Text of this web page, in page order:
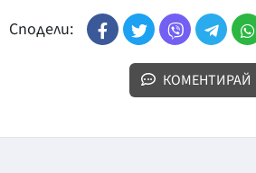
Сподели:
КОМЕНТИРАЙ